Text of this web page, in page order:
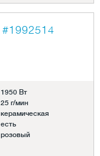
#1992514
1950 Вт
25 г/мин
керамическая
есть
розовый